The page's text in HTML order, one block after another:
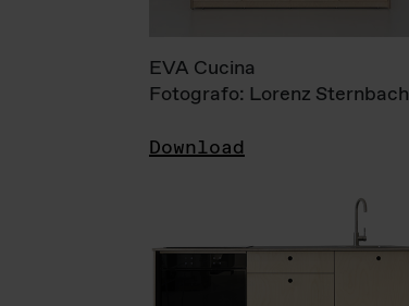
EVA Cucina
Fotografo: Lorenz Sternbach
Download